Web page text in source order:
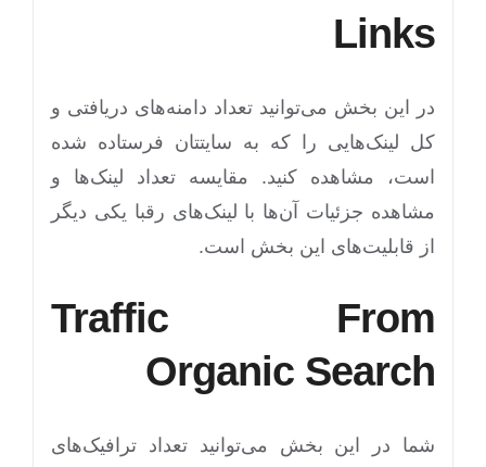
Links
در این بخش می‌توانید تعداد دامنه‌های دریافتی و
کل لینک‌هایی را که به سایتتان فرستاده شده
است، مشاهده کنید. مقایسه تعداد لینک‌ها و
مشاهده جزئیات آن‌ها با لینک‌های رقبا یکی دیگر
از قابلیت‌های این بخش است.
Traffic From
Organic Search
شما در این بخش می‌توانید تعداد ترافیک‌های